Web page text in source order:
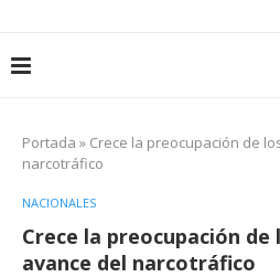
Portada » Crece la preocupación de
narcotráfico
NACIONALES
Crece la preocupación de
avance del narcotráfico